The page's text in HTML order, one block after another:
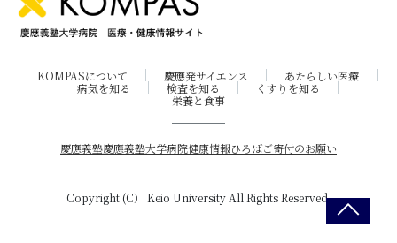
KOMPASについて 慶應発サイエンス
あたらしい医療
病気を知る
検査を知る
くすりを知る
栄養と食事
慶應義塾慶應義塾大学病院健康情報ひろばご寄付のお願い
Copyright (C） Keio University All Rights Reserved.